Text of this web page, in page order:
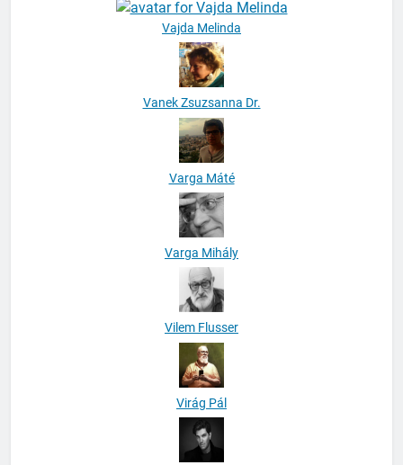
Vajda Melinda
Vanek Zsuzsanna Dr.
Varga Máté
Varga Mihály
Vilem Flusser
Virág Pál